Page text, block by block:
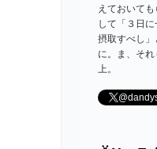
えておいて
して「３日
摂取すべし
に。ま、そ
上。